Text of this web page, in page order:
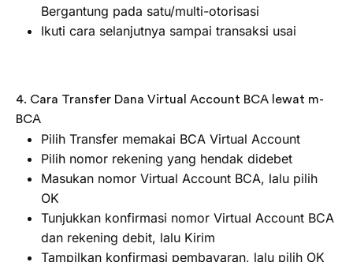
Bergantung pada satu/multi-otorisasi
Ikuti cara selanjutnya sampai transaksi usai
4. Cara Transfer Dana Virtual Account BCA lewat m-
BCA
Pilih Transfer memakai BCA Virtual Account
Pilih nomor rekening yang hendak didebet
Masukan nomor Virtual Account BCA, lalu pilih
OK
Tunjukkan konfirmasi nomor Virtual Account BCA
dan rekening debit, lalu Kirim
Tampilkan konfirmasi pembayaran, lalu pilih OK